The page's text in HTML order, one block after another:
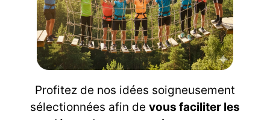
Profitez de nos idées soigneusement
sélectionnées afin de vous faciliter les